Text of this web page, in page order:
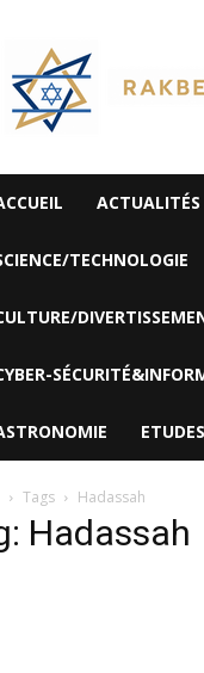
Rak
Be
Israel-
Alyaexpress-
News
ACTUALITÉS
TECHNOLOGIE
Tags Hadassah
Hadassah